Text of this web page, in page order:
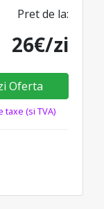
Pret de la:
26€/zi
Oferta
taxe (si TVA)